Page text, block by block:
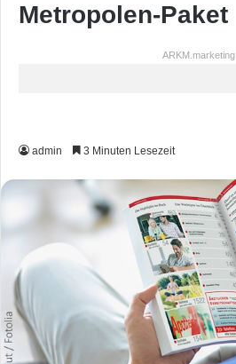
Metropolen-Paket
ARKM.marketing
admin 3 Minuten Lesezeit